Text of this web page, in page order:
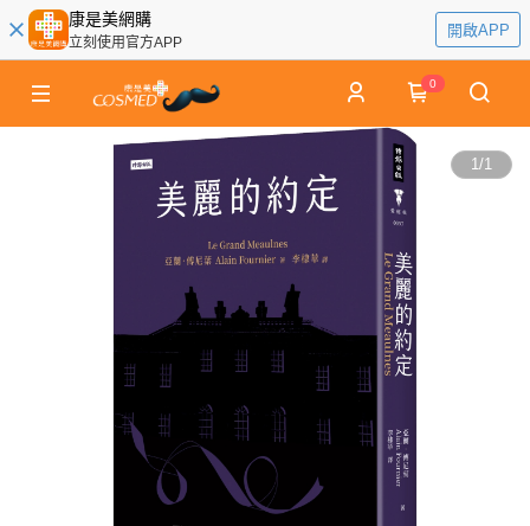
康是美網購
立刻使用官方APP
開啟APP
0
1/1